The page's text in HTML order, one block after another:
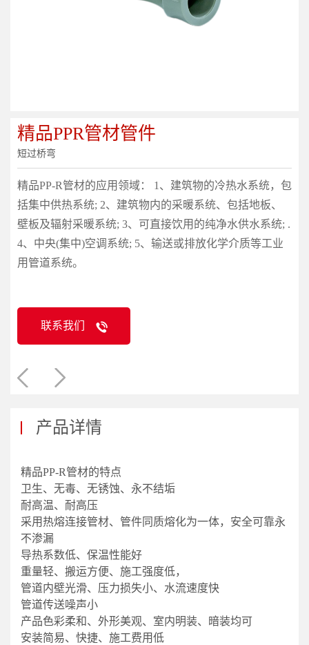
精品PPR管材管件
短过桥弯
精品PP-R管材的应用领域： 1、建筑物的冷热水系统，包
括集中供热系统; 2、建筑物内的采暖系统、包括地板、
壁板及辐射采暖系统; 3、可直接饮用的纯净水供水系统; .
4、中央(集中)空调系统; 5、输送或排放化学介质等工业
用管道系统。
联系我们
产品详情
精品PP-R管材的特点
卫生、无毒、无锈蚀、永不结垢
耐高温、耐高压
采用热熔连接管材、管件同质熔化为一体，安全可靠永
不渗漏
导热系数低、保温性能好
重量轻、搬运方便、施工强度低，
管道内壁光滑、压力损失小、水流速度快
管道传送噪声小
产品色彩柔和、外形美观、室内明装、暗装均可
安装简易、快捷、施工费用低